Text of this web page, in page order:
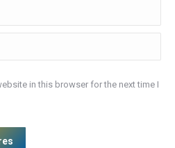
in this browser for the next time I